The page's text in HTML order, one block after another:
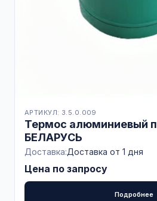
АРТИКУЛ: 3.5.0.009
Термос алюминиевый
БЕЛАРУСЬ
Доставка:Доставка от 1 дня
Цена по запросу
Подробнее